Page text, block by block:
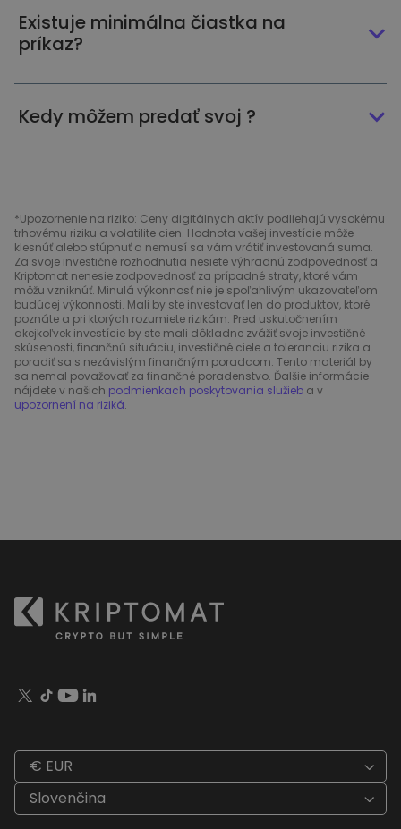
Existuje minimálna čiastka na
príkaz?
Kedy môžem predať svoj ?
*Upozornenie na riziko: Ceny digitálnych aktív podliehajú vysokému
trhovému riziku a volatilite cien. Hodnota vašej investície môže
klesnúť alebo stúpnuť a nemusí sa vám vrátiť investovaná suma.
Za svoje investičné rozhodnutia nesiete výhradnú zodpovednosť a
Kriptomat nenesie zodpovednosť za prípadné straty, ktoré vám
môžu vzniknúť. Minulá výkonnosť nie je spoľahlivým ukazovateľom
budúcej výkonnosti. Mali by ste investovať len do produktov, ktoré
poznáte a pri ktorých rozumiete rizikám. Pred uskutočnením
akejkoľvek investície by ste mali dôkladne zvážiť svoje investičné
skúsenosti, finančnú situáciu, investičné ciele a toleranciu rizika a
poradiť sa s nezávislým finančným poradcom. Tento materiál by
sa nemal považovať za finančné poradenstvo. Ďalšie informácie
nájdete v našich podmienkach poskytovania služieb a v
upozornení na riziká.
€ EUR
Slovenčina